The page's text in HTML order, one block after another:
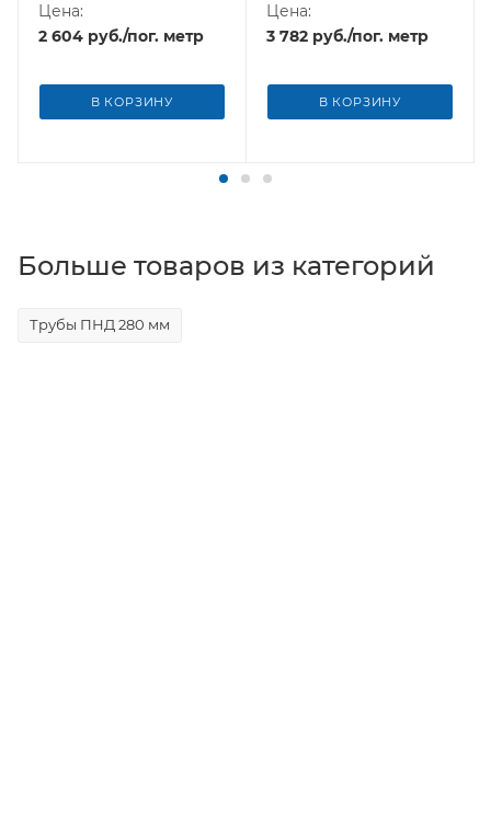
Цена:
2 604 руб./пог. метр
В КОРЗИНУ
Цена:
3 782 руб./пог. метр
В КОРЗИНУ
Больше товаров из категорий
Трубы ПНД 280 мм